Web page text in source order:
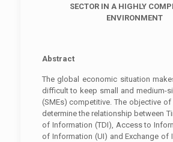
SECTOR IN A HIGHLY
ENVIRONMENT
Abstract
The global economic situation
difficult to keep small and medium-
(SMEs) competitive. The objective
determine the relationship between
of Information (TDI), Access to
of Information (UI) and Exchange of